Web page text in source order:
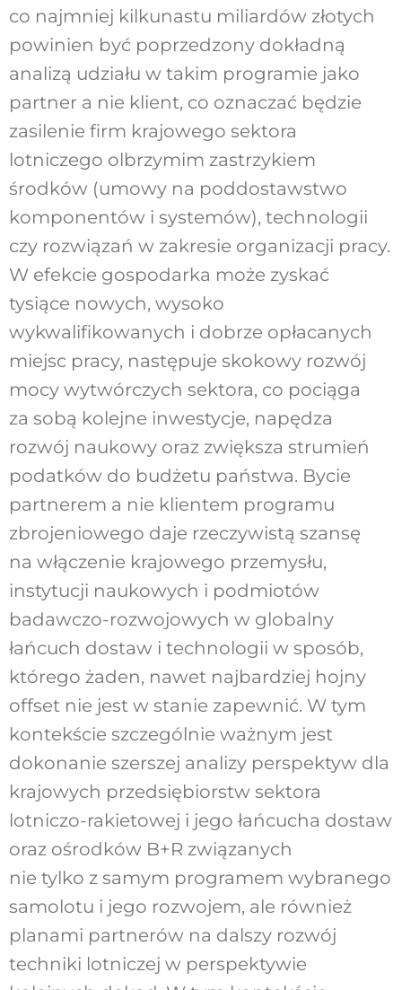
co najmniej kilkunastu miliardów złotych
powinien być poprzedzony dokładną
analizą udziału w takim programie jako
partner a nie klient, co oznaczać będzie
zasilenie firm krajowego sektora
lotniczego olbrzymim zastrzykiem
środków (umowy na poddostawstwo
komponentów i systemów), technologii
czy rozwiązań w zakresie organizacji pracy.
W efekcie gospodarka może zyskać
tysiące nowych, wysoko
wykwalifikowanych i dobrze opłacanych
miejsc pracy, następuje skokowy rozwój
mocy wytwórczych sektora, co pociąga
za sobą kolejne inwestycje, napędza
rozwój naukowy oraz zwiększa strumień
podatków do budżetu państwa. Bycie
partnerem a nie klientem programu
zbrojeniowego daje rzeczywistą szansę
na włączenie krajowego przemysłu,
instytucji naukowych i podmiotów
badawczo-rozwojowych w globalny
łańcuch dostaw i technologii w sposób,
którego żaden, nawet najbardziej hojny
offset nie jest w stanie zapewnić. W tym
kontekście szczególnie ważnym jest
dokonanie szerszej analizy perspektyw dla
krajowych przedsiębiorstw sektora
lotniczo-rakietowej i jego łańcucha dostaw
oraz ośrodków B+R związanych
nie tylko z samym programem wybranego
samolotu i jego rozwojem, ale również
planami partnerów na dalszy rozwój
techniki lotniczej w perspektywie